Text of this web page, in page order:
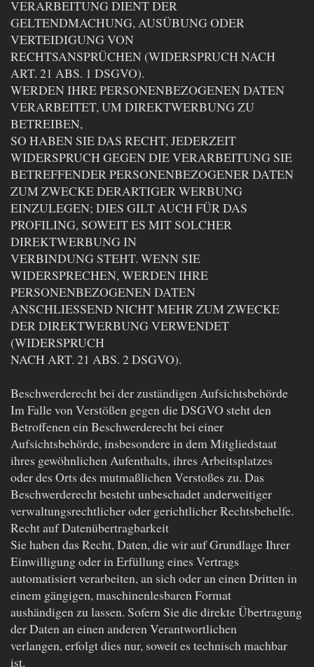
VERARBEITUNG DIENT DER
GELTENDMACHUNG, AUSÜBUNG ODER
VERTEIDIGUNG VON
RECHTSANSPRÜCHEN (WIDERSPRUCH NACH
ART. 21 ABS. 1 DSGVO).
WERDEN IHRE PERSONENBEZOGENEN DATEN
VERARBEITET, UM DIREKTWERBUNG ZU
BETREIBEN,
SO HABEN SIE DAS RECHT, JEDERZEIT
WIDERSPRUCH GEGEN DIE VERARBEITUNG SIE
BETREFFENDER PERSONENBEZOGENER DATEN
ZUM ZWECKE DERARTIGER WERBUNG
EINZULEGEN; DIES GILT AUCH FÜR DAS
PROFILING, SOWEIT ES MIT SOLCHER
DIREKTWERBUNG IN
VERBINDUNG STEHT. WENN SIE
WIDERSPRECHEN, WERDEN IHRE
PERSONENBEZOGENEN DATEN
ANSCHLIESSEND NICHT MEHR ZUM ZWECKE
DER DIREKTWERBUNG VERWENDET
(WIDERSPRUCH
NACH ART. 21 ABS. 2 DSGVO).
Beschwerderecht bei der zuständigen Aufsichtsbehörde
Im Falle von Verstößen gegen die DSGVO steht den
Betroffenen ein Beschwerderecht bei einer
Aufsichtsbehörde, insbesondere in dem Mitgliedstaat
ihres gewöhnlichen Aufenthalts, ihres Arbeitsplatzes
oder des Orts des mutmaßlichen Verstoßes zu. Das
Beschwerderecht besteht unbeschadet anderweitiger
verwaltungsrechtlicher oder gerichtlicher Rechtsbehelfe.
Recht auf Datenübertragbarkeit
Sie haben das Recht, Daten, die wir auf Grundlage Ihrer
Einwilligung oder in Erfüllung eines Vertrags
automatisiert verarbeiten, an sich oder an einen Dritten in
einem gängigen, maschinenlesbaren Format
aushändigen zu lassen. Sofern Sie die direkte Übertragung
der Daten an einen anderen Verantwortlichen
verlangen, erfolgt dies nur, soweit es technisch machbar
ist.